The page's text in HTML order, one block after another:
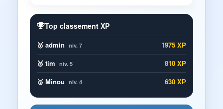
Top classement XP
🥇 admin niv. 7
1975 XP
🥈 tim niv. 5
810 XP
🥉 Minou niv. 4 630 XP